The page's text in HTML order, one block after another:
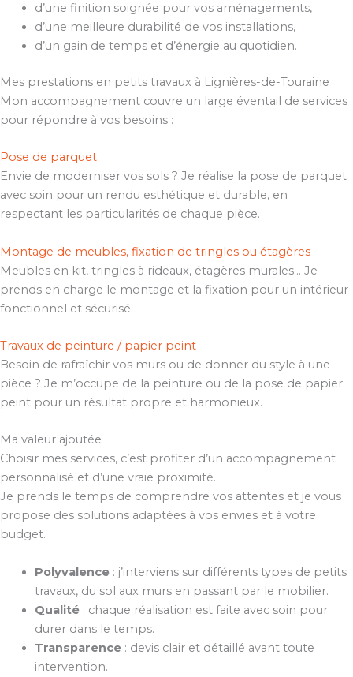
d’une finition soignée pour vos aménagements,
d’une meilleure durabilité de vos installations,
d’un gain de temps et d’énergie au quotidien.
Mes prestations en petits travaux à Lignières-de-Touraine
Mon accompagnement couvre un large éventail de services
pour répondre à vos besoins :
Pose de parquet
Envie de moderniser vos sols ? Je réalise la pose de parquet
avec soin pour un rendu esthétique et durable, en
respectant les particularités de chaque pièce.
Montage de meubles, fixation de tringles ou étagères
Meubles en kit, tringles à rideaux, étagères murales… Je
prends en charge le montage et la fixation pour un intérieur
fonctionnel et sécurisé.
Travaux de peinture / papier peint
Besoin de rafraîchir vos murs ou de donner du style à une
pièce ? Je m’occupe de la peinture ou de la pose de papier
peint pour un résultat propre et harmonieux.
Ma valeur ajoutée
Choisir mes services, c’est profiter d’un accompagnement
personnalisé et d’une vraie proximité.
Je prends le temps de comprendre vos attentes et je vous
propose des solutions adaptées à vos envies et à votre
budget.
Polyvalence: j’interviens sur différents types de petits
travaux, du sol aux murs en passant par le mobilier.
Qualité: chaque réalisation est faite avec soin pour
durer dans le temps.
Transparence: devis clair et détaillé avant toute
intervention.